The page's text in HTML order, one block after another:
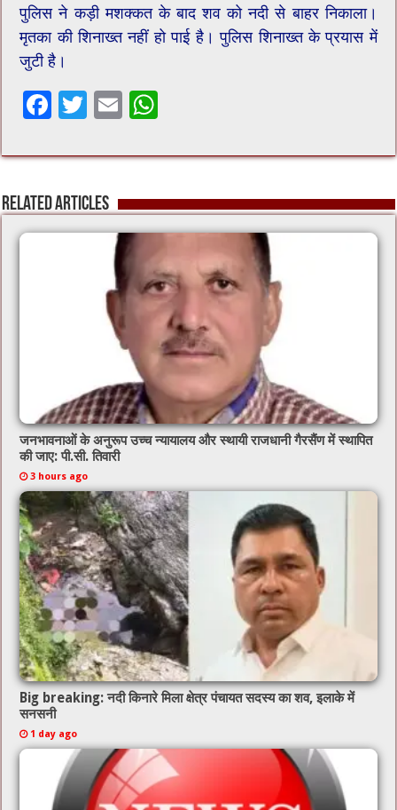
पुलिस ने कड़ी मशक्कत के बाद शव को नदी से बाहर निकाला।
मृतका की शिनाख्त नहीं हो पाई है। पुलिस शिनाख्त के प्रयास में
जुटी है।
F
e
b
o
T
tt
er
E
ai
l
at
sA
p
Related Articles
जनभावनाओं के अनुरूप उच्च न्यायालय और स्थायी राजधानी गैरसैंण में स्थापित
की जाए: पी.सी. तिवारी
3 hours ago
Big breaking: नदी किनारे मिला क्षेत्र पंचायत सदस्य का शव, इलाके में
सनसनी
1 day ago